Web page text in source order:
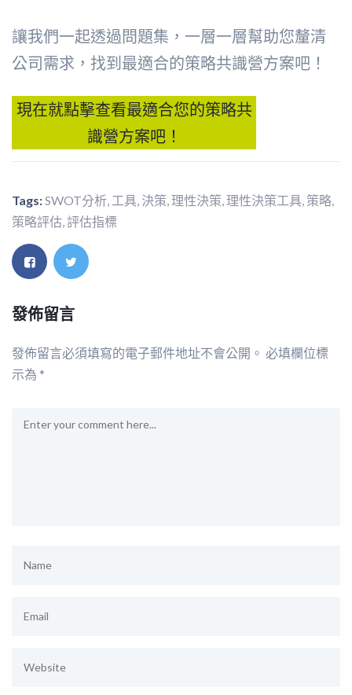
讓我們一起透過問題集，一層一層幫助您釐清
公司需求，找到最適合的策略共識營方案吧！
現在就點擊查看最適合您的策略共
識營方案吧！
Tags:SWOT分析, 工具, 決策,理性決策,理性決策工具, 策略,
策略評估,評估指標
發佈留言
發佈留言必須填寫的電子郵件地址不會公開。 必填欄位標
示為 *